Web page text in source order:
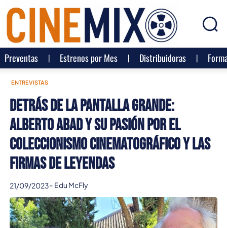
Preventas Estrenos por Mes Distribuidoras
ENTREVISTAS
Detrás de la pantalla grande:
Alberto Abad y su pasión por el
coleccionismo cinematográfico y las
firmas de leyendas
21/09/2023- Edu McFly